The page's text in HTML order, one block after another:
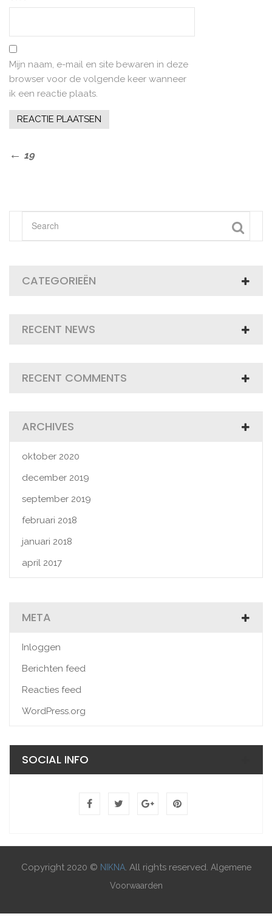
Mijn naam, e-mail en site bewaren in deze
browser voor de volgende keer wanneer
ik een reactie plaats.
Bericht
Previous
19
CATEGORIEËN
RECENT NEWS
RECENT COMMENTS
ARCHIVES
oktober 2020
december 2019
september 2019
februari 2018
januari 2018
april 2017
META
Inloggen
Berichten feed
Reacties feed
WordPress.org
SOCIAL INFO
Copyright 2020 © NIKNA. All rights reserved. Algemene
Voorwaarden